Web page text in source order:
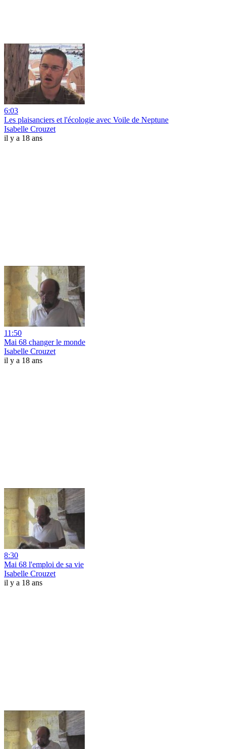
6:03
Les plaisanciers et l'écologie avec Voile de Neptune
Isabelle Crouzet
il y a 18 ans
11:50
Mai 68 changer le monde
Isabelle Crouzet
il y a 18 ans
8:30
Mai 68 l'emploi de sa vie
Isabelle Crouzet
il y a 18 ans